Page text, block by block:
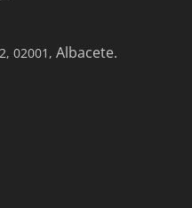
02001, Albacete.